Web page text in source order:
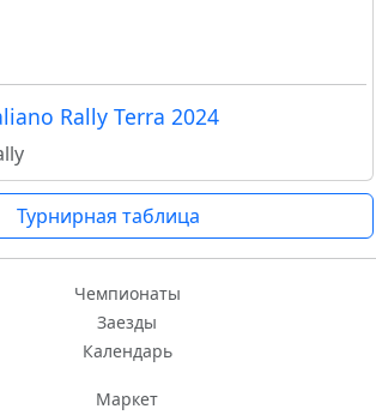
Rally Terra 2024
Турнирная таблица
Чемпионаты
Заезды
Календарь
Маркет